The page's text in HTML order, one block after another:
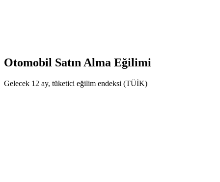
Otomobil Satın Alma Eğilimi
Gelecek 12 ay, tüketici eğilim endeksi (TÜİK)